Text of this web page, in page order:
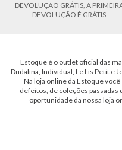
DEVOLUÇÃO GRÁTIS, A
DEVOLUÇÃO É GRÁTIS
Estoque é o outlet oficial das
Dudalina, Individual, Le Lis Petit e
Na loja online da Estoque
defeitos, de coleções passadas
oportunidade da nossa loja